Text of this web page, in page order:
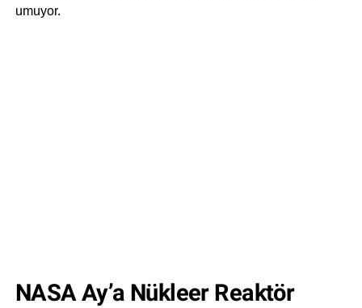
umuyor.
NASA Ay’a Nükleer Reaktör